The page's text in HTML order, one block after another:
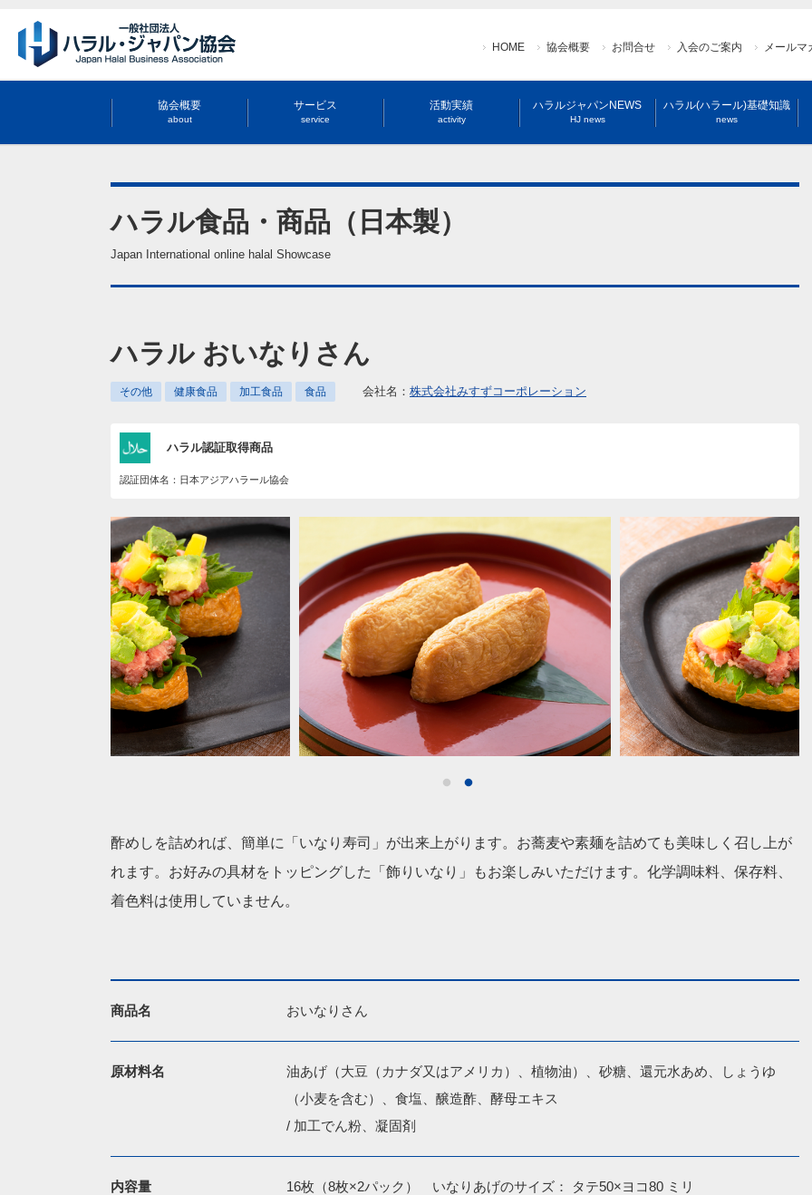
HOME 協会概要 お問合せ 入会のご案内 メールマ
協会概要
about
サービス
service
活動実績
activity
ハラルジャパンNEWS
HJ news
ハラル(ハラール)基礎知識
news
ハラル食品・商品（日本製）
Japan International online halal Showcase
ハラル おいなりさん
その他 健康食品 加工食品 食品 会社名： 株式会社みすずコーポレーション
ハラル認証取得商品
認証団体名：日本アジアハラール協会
酢めしを詰めれば、簡単に「いなり寿司」が出来上がります。お蕎麦や素麺を詰めても美味しく召し上が
れます。お好みの具材をトッピングした「飾りいなり」もお楽しみいただけます。化学調味料、保存料、
着色料は使用していません。
商品名 おいなりさん
原材料名
油あげ（大豆（カナダ又はアメリカ）、植物油）、砂糖、還元水あめ、しょうゆ
（小麦を含む）、食塩、醸造酢、酵母エキス
/ 加工でん粉、凝固剤
内容量 16枚（8枚×2パック）　いなりあげのサイズ： タテ50×ヨコ80 ミリ